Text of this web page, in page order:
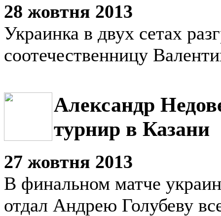
28 жовтня 2013
Украинка в двух сетах
соотечественницу
Александр
турнир в Казани
27 жовтня 2013
В финальном матче
отдал Андрею Голубеву